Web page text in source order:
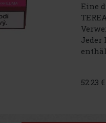
Eine
Jeder
52.23